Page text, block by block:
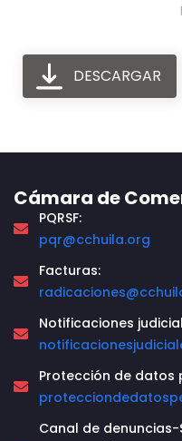
DESCARGAR
Cámara de
PQRSF:
pqr@cchuila.org
Facturas:
Notificaciones
Protección de datos
Canal de denuncias-